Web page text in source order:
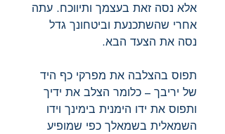
אלא נסה זאת בעצמך ותיווכח. עתה
אחרי שהשתכנעת וביטחונך גדל
נסה את הצעד הבא.
תפוס בהצלבה את מפרקי כף היד
של יריבך – כלומר הצלב את ידיך
ותפוס את ידו הימנית בימינך וידו
השמאלית בשמאלך כפי שמופיע